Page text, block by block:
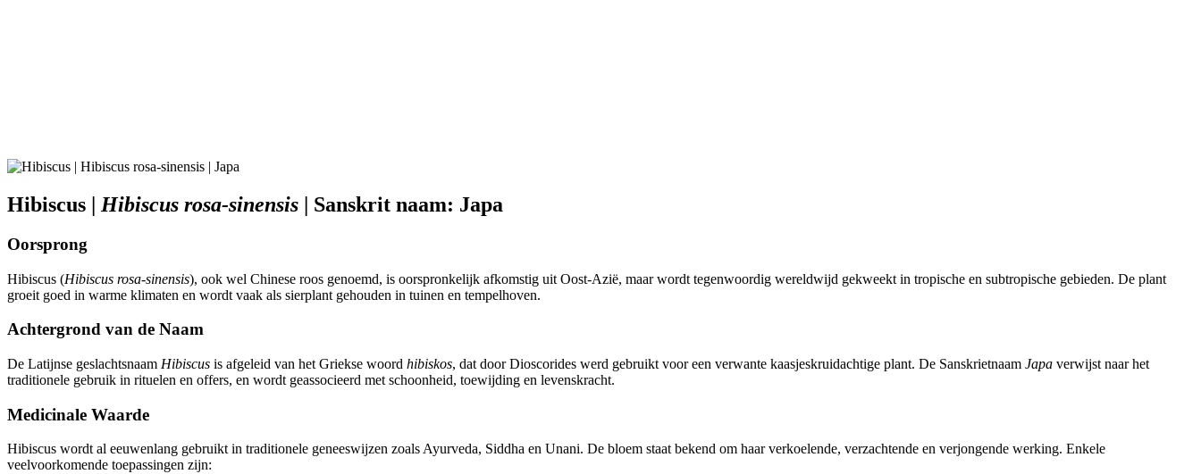
Hibiscus | Hibiscus rosa-sinensis | Sanskrit naam: Japa
Oorsprong
Hibiscus (Hibiscus rosa-sinensis), ook wel Chinese roos genoemd, is oorspronkelijk afkomstig uit Oost-Azië, maar wordt tegenwoordig wereldwijd gekweekt in tropische en subtropische gebieden. De plant
groeit goed in warme klimaten en wordt vaak als sierplant gehouden in tuinen en tempelhoven.
Achtergrond van de Naam
De Latijnse geslachtsnaam Hibiscus is afgeleid van het Griekse woord hibiskos, dat door Dioscorides werd gebruikt voor een verwante kaasjeskruidachtige plant. De Sanskrietnaam Japa verwijst naar het
traditionele gebruik in rituelen en offers, en wordt geassocieerd met schoonheid, toewijding en levenskracht.
Medicinale Waarde
Hibiscus wordt al eeuwenlang gebruikt in traditionele geneeswijzen zoals Ayurveda, Siddha en Unani. De bloem staat bekend om haar verkoelende, verzachtende en verjongende werking. Enkele
veelvoorkomende toepassingen zijn: